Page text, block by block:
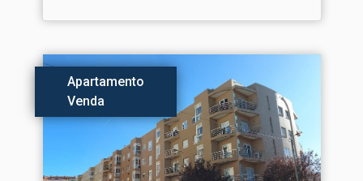
Apartamento
Venda